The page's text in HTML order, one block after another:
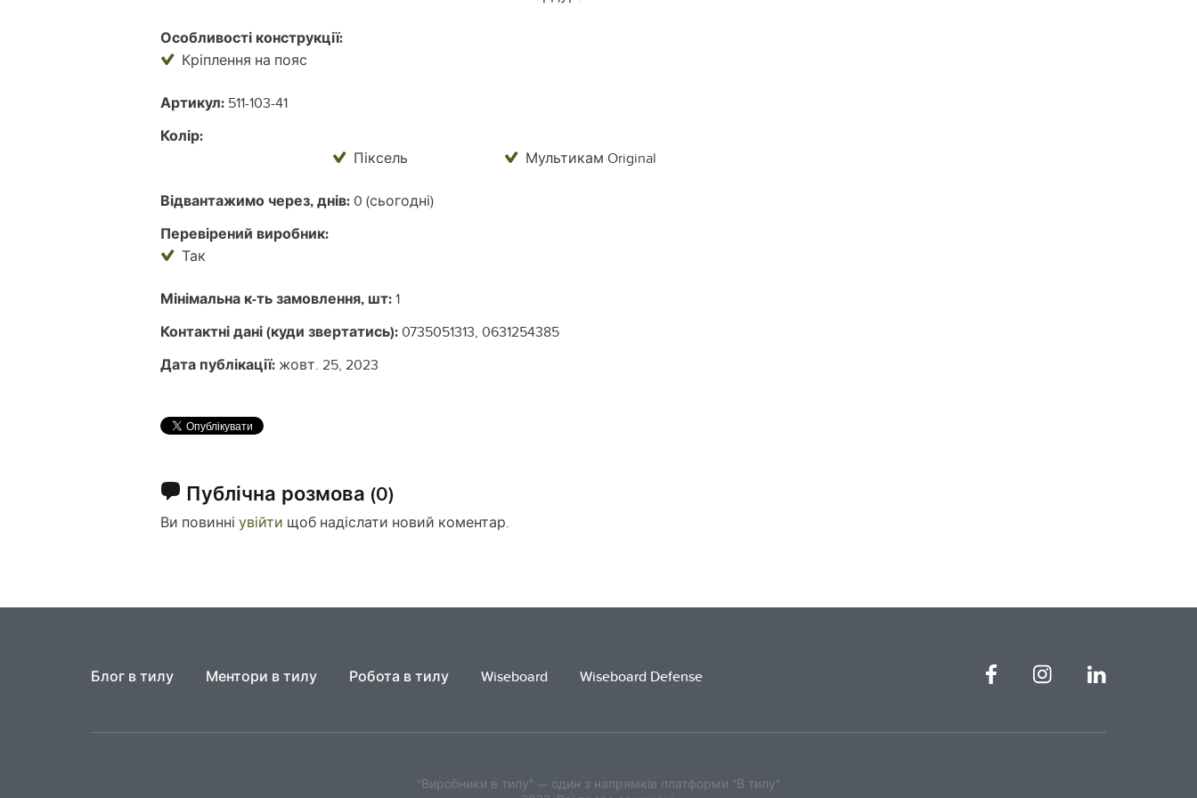
Особливості конструкції:
Кріплення на пояс
Артикул: 511-103-41
Колір:
Піксель Мультикам Original
Відвантажимо через, днів:0 (сьогодні)
Перевірений виробник:
Так
Мінімальна к-ть замовлення, шт:1
Контактні дані (куди звертатись):0735051313, 0631254385
Дата публікації: жовт. 25, 2023
Публічна розмова (0)
Ви повинні увійти щоб надіслати новий коментар.
Блог в тилу Ментори в тилу Робота в тилу Wiseboard Wiseboard Defense
"Виробники в тилу" — один з напрямків платформи "В тилу"